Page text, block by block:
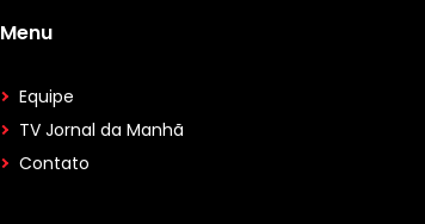
Menu
Equipe
TV Jornal da Manhã
Contato